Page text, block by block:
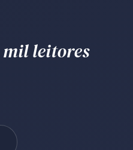
mil leitores